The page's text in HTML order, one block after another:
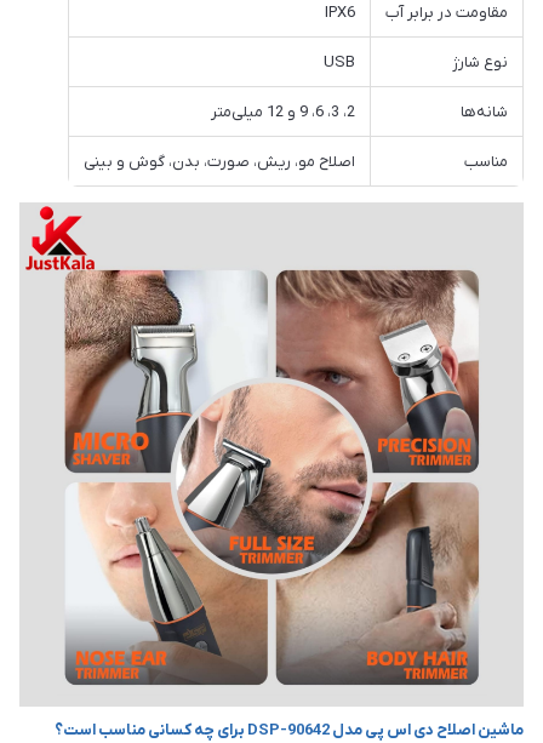
مقاومت در برابر آب IPX6
نوع شارژ USB
شانه‌ها 2، 3، 6، 9 و 12 میلی‌متر
مناسب اصلاح مو، ریش، صورت، بدن، گوش و بینی
ماشین اصلاح دی اس پی مدل DSP-90642 برای چه کسانی مناسب است؟